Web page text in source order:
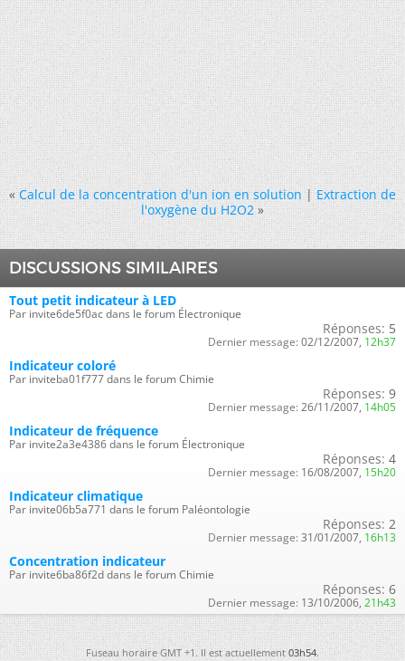
« Calcul de la concentration d'un ion en solution|Extraction de
l'oxygène du H2O2 »
DISCUSSIONS SIMILAIRES
Tout petit indicateur à LED
Par invite6de5f0ac dans le forum Électronique
Réponses: 5
Dernier message: 02/12/2007, 12h37
Indicateur coloré
Par inviteba01f777 dans le forum Chimie
Réponses: 9
Dernier message: 26/11/2007, 14h05
Indicateur de fréquence
Par invite2a3e4386 dans le forum Électronique
Réponses: 4
Dernier message: 16/08/2007, 15h20
Indicateur climatique
Par invite06b5a771 dans le forum Paléontologie
Réponses: 2
Dernier message: 31/01/2007, 16h13
Concentration indicateur
Par invite6ba86f2d dans le forum Chimie
Réponses: 6
Dernier message: 13/10/2006, 21h43
Fuseau horaire GMT +1. Il est actuellement03h54.